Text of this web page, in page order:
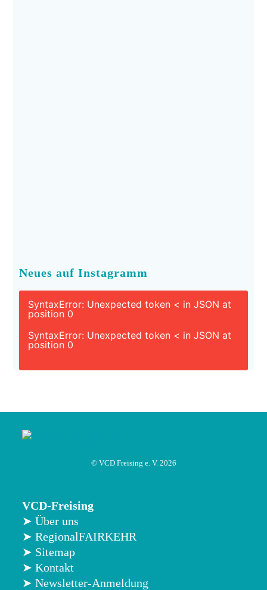
Neues auf Instagramm
SyntaxError: Unexpected token < in JSON at
position 0
SyntaxError: Unexpected token < in JSON at
position 0
© VCD Freising e. V. 2026
VCD-Freising
➤ Über uns
➤ RegionalFAIRKEHR
➤ Sitemap
➤ Kontakt
➤ Newsletter-Anmeldung